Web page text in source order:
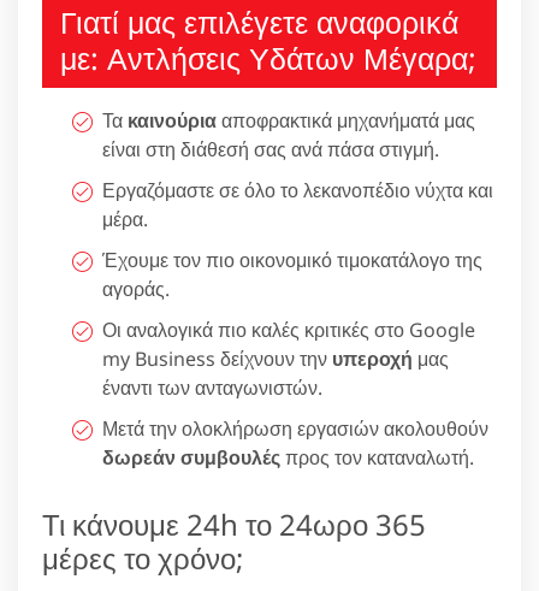
Γιατί μας επιλέγετε αναφορικά
με: Αντλήσεις Υδάτων Μέγαρα;
Τα καινούριααποφρακτικά μηχανήματά μας
είναι στη διάθεσή σας ανά πάσα στιγμή.
Εργαζόμαστε σε όλο το λεκανοπέδιο νύχτα και
μέρα.
Έχουμε τον πιο οικονομικό τιμοκατάλογο της
αγοράς.
Οι αναλογικά πιο καλές κριτικές στο Google
my Business δείχνουν την υπεροχή μας
έναντι των ανταγωνιστών.
Μετά την ολοκλήρωση εργασιών ακολουθούν
δωρεάν συμβουλέςπρος τον καταναλωτή.
Τι κάνουμε 24h το 24ωρο 365
μέρες το χρόνο;